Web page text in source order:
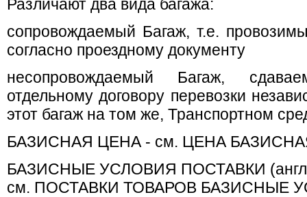
Различают два вида багажа:
сопровождаемый Багаж, т.е.
согласно проездному документу
несопровождаемый Багаж,
отдельному договору перевозки
этот багаж на том же, Транспортном
БАЗИСНАЯ ЦЕНА - см. ЦЕНА
БАЗИСНЫЕ УСЛОВИЯ ПОСТАВКИ (англ.
см. ПОСТАВКИ ТОВАРОВ БАЗИСНЫЕ